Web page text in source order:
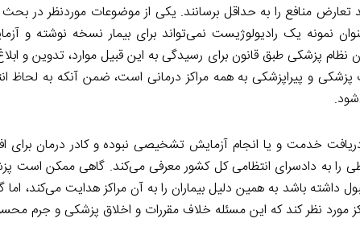
منافع را به حداقل برسانند. یکی از موضوعات موردنظر در
نمونه یک رادیولوژیست نمی‌تواند برای بیمار نسخه نوشته و
نظام پزشکی طبق قانون برای رسیدگی به این قبیل موارد، تدوین و
پزشکی و پیراپزشکی به همه مراکز درمانی است، ضمن آنکه به لحاظ
خدمت و یا انجام آزمایش تشخیصی نبوده و کادر درمان
را به دادسرای انتظامی کل کشور معرفی می‌کند. گاهی ممکن است
داشته باشد به همین دلیل بیماران را به آن مراکز هدایت
مورد نظر کند که این مسئله خلاف مقررات و اخلاق پزشکی و جرم